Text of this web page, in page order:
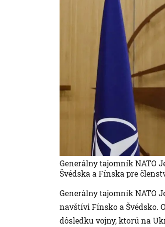
Generálny tajomník NATO
Švédska a Fínska pre
Generálny tajomník NATO
navštívi Fínsko a Švédsko.
dôsledku vojny, ktorú na